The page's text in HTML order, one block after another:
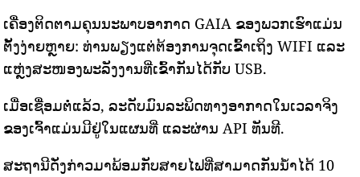
ເຄື່ອງຕິດຕາມຄຸນນະພາບອາກາດ GAIA ຂອງພວກເຮົາແມ່ນ
ຕັ້ງງ່າຍຫຼາຍ: ທ່ານພຽງແຕ່ຕ້ອງການຈຸດເຂົ້າເຖິງ WIFI ແລະ
ແຫຼ່ງສະໜອງພະລັງງານທີ່ເຂົ້າກັນໄດ້ກັບ USB.
ເມື່ອເຊື່ອມຕໍ່ແລ້ວ, ລະດັບມົນລະພິດທາງອາກາດໃນເວລາຈິງ
ຂອງເຈົ້າແມ່ນມີຢູ່ໃນແຜນທີ່ ແລະຜ່ານ API ທັນທີ.
ສະຖານີດັ່ງກ່າວມາພ້ອມກັບສາຍໄຟທີ່ສາມາດກັນນ້ໍາໄດ້ 10